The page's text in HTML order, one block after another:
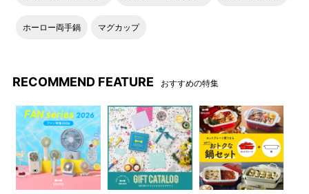
ホーロー両手鍋 マグカップ
RECOMMEND FEATURE おすすめの特集